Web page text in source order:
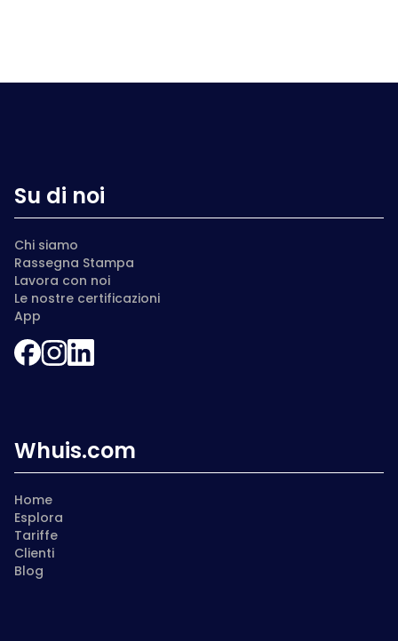
Su di noi
Chi siamo
Rassegna Stampa
Lavora con noi
Le nostre certificazioni
App
Whuis.com
Home
Esplora
Tariffe
Clienti
Blog